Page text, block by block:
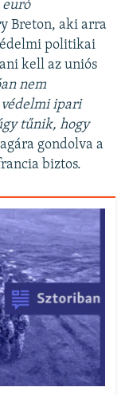
euró
Breton, aki arra
politikai
kell az uniós
nem
védelmi ipari
tűnik, hogy
gondolva a
biztos.